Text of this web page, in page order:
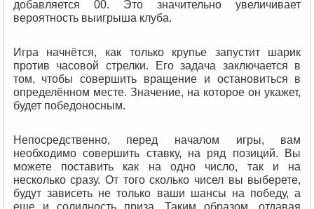
добавляется 00. Это значительно увеличивает
вероятность выигрыша клуба.
Игра начнётся, как только крупье запустит шарик
против часовой стрелки. Его задача заключается в
том, чтобы совершить вращение и остановиться в
определённом месте. Значение, на которое он укажет,
будет победоносным.
Непосредственно, перед началом игры, вам
необходимо совершить ставку, на ряд позиций. Вы
можете поставить как на одно число, так и на
несколько сразу. От того сколько чисел вы выберете,
будут зависеть не только ваши шансы на победу, а